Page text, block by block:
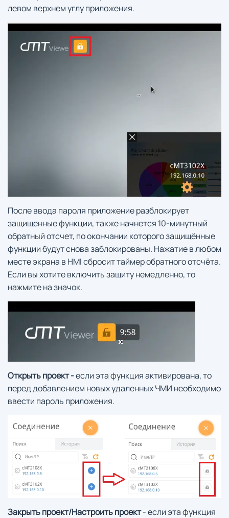
левом верхнем углу приложения.
После ввода пароля приложение разблокирует
защищенные функции, также начнется 10-минутный
обратный отсчет, по окончании которого защищённые
функции будут снова заблокированы. Нажатие в любом
месте экрана в HMI сбросит таймер обратного отсчёта.
Если вы хотите включить защиту немедленно, то
нажмите на значок.
Открыть проект -если эта функция активирована, то
перед добавлением новых удаленных ЧМИ необходимо
ввести пароль приложения.
Закрыть проект/Настроить проект- если эта функция